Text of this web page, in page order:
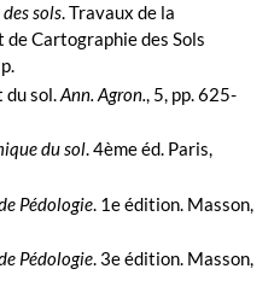
sols. Travaux de la
de Cartographie des Sols
du sol.Ann. Agron., 5, pp. 625-
du sol. 4ème éd. Paris,
Pédologie. 1e édition. Masson,
Pédologie. 3e édition. Masson,